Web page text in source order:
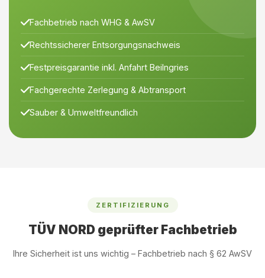
Fachbetrieb nach WHG & AwSV
Rechtssicherer Entsorgungsnachweis
Festpreisgarantie inkl. Anfahrt Beilngries
Fachgerechte Zerlegung & Abtransport
Sauber & Umweltfreundlich
ZERTIFIZIERUNG
TÜV NORD geprüfter Fachbetrieb
Ihre Sicherheit ist uns wichtig – Fachbetrieb nach § 62 AwSV